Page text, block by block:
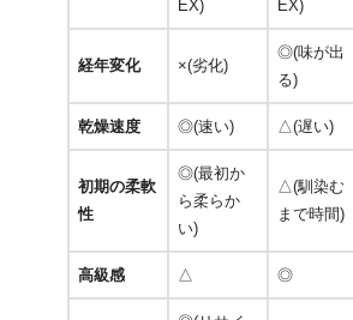
EX)
EX)
経年変化 ×(劣化)
◎(味が出
る)
乾燥速度 ◎(速い) △(遅い)
初期の柔軟
性
◎(最初か
ら柔らか
い)
△(馴染む
まで時間)
高級感 △ ◎